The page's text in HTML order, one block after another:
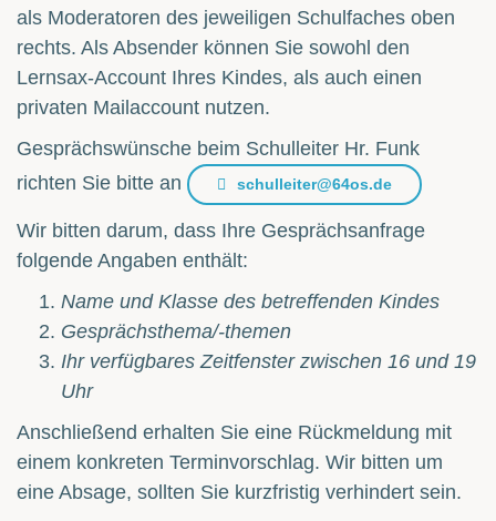
als Moderatoren des jeweiligen Schulfaches oben
rechts. Als Absender können Sie sowohl den
Lernsax-Account Ihres Kindes, als auch einen
privaten Mailaccount nutzen.
Gesprächswünsche beim Schulleiter Hr. Funk
richten Sie bitte an
schulleiter@64os.de
Wir bitten darum, dass Ihre Gesprächsanfrage
folgende Angaben enthält:
Name und Klasse des betreffenden Kindes
Gesprächsthema/-themen
Ihr verfügbares Zeitfenster zwischen 16 und 19
Uhr
Anschließend erhalten Sie eine Rückmeldung mit
einem konkreten Terminvorschlag. Wir bitten um
eine Absage, sollten Sie kurzfristig verhindert sein.